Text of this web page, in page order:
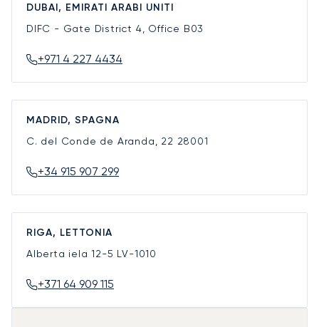
DUBAI, EMIRATI ARABI UNITI
DIFC - Gate District 4, Office B03
+971 4 227 4434
MADRID, SPAGNA
C. del Conde de Aranda, 22 28001
+34 915 907 299
RIGA, LETTONIA
Alberta iela 12-5 LV-1010
+371 64 909 115